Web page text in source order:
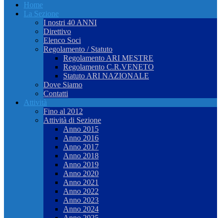
Home
La Sezione
I nostri 40 ANNI
Direttivo
Elenco Soci
Regolamento / Statuto
Regolamento ARI MESTRE
Regolamento C.R.VENETO
Statuto ARI NAZIONALE
Dove Siamo
Contatti
Attività
Fino al 2012
Attività di Sezione
Anno 2015
Anno 2016
Anno 2017
Anno 2018
Anno 2019
Anno 2020
Anno 2021
Anno 2022
Anno 2023
Anno 2024